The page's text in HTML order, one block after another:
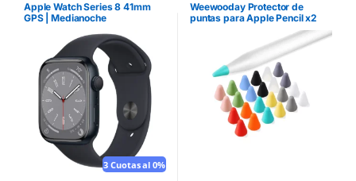
Apple Watch Series 8 41mm
GPS | Medianoche
3 Cuotas al 0%
Weewooday Protector de
puntas para Apple Pencil x2